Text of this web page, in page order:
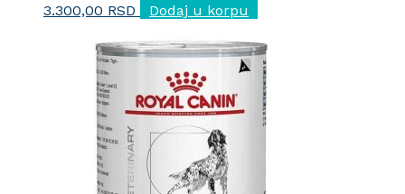
3.300,00 RSD Dodaj u korpu